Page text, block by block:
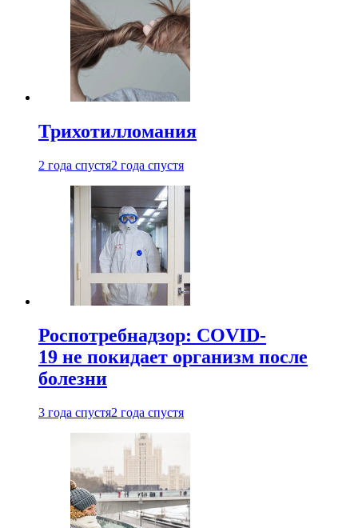
Трихотилломания
2 года спустя2 года спустя
Роспотребнадзор: COVID-
19 не покидает организм после
болезни
3 года спустя2 года спустя